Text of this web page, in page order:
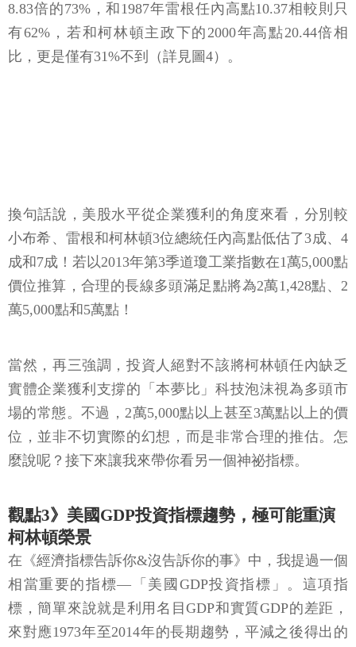
8.83倍的73%，和1987年雷根任內高點10.37相較則只
有62%，若和柯林頓主政下的2000年高點20.44倍相
比，更是僅有31%不到（詳見圖4）。
換句話說，美股水平從企業獲利的角度來看，分別較
小布希、雷根和柯林頓3位總統任內高點低估了3成、4
成和7成！若以2013年第3季道瓊工業指數在1萬5,000點
價位推算，合理的長線多頭滿足點將為2萬1,428點、2
萬5,000點和5萬點！
當然，再三強調，投資人絕對不該將柯林頓任內缺乏
實體企業獲利支撐的「本夢比」科技泡沫視為多頭市
場的常態。不過，2萬5,000點以上甚至3萬點以上的價
位，並非不切實際的幻想，而是非常合理的推估。怎
麼說呢？接下來讓我來帶你看另一個神祕指標。
觀點3》美國GDP投資指標趨勢，極可能重演
柯林頓榮景
在《經濟指標告訴你&沒告訴你的事》中，我提過一個
相當重要的指標—「美國GDP投資指標」。這項指
標，簡單來說就是利用名目GDP和實質GDP的差距，
來對應1973年至2014年的長期趨勢，平減之後得出的